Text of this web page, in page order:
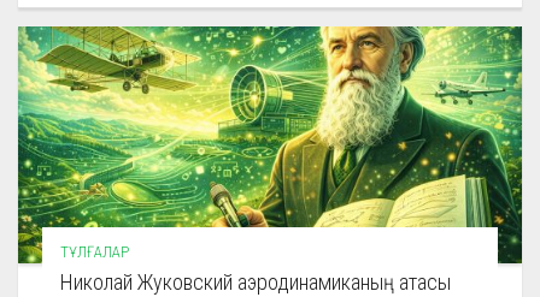
ТҰЛҒАЛАР
Николай Жуковский аэродинамиканың атасы